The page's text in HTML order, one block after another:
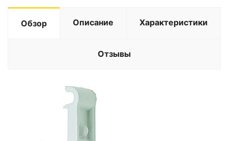
Обзор Описание Характеристики
Отзывы